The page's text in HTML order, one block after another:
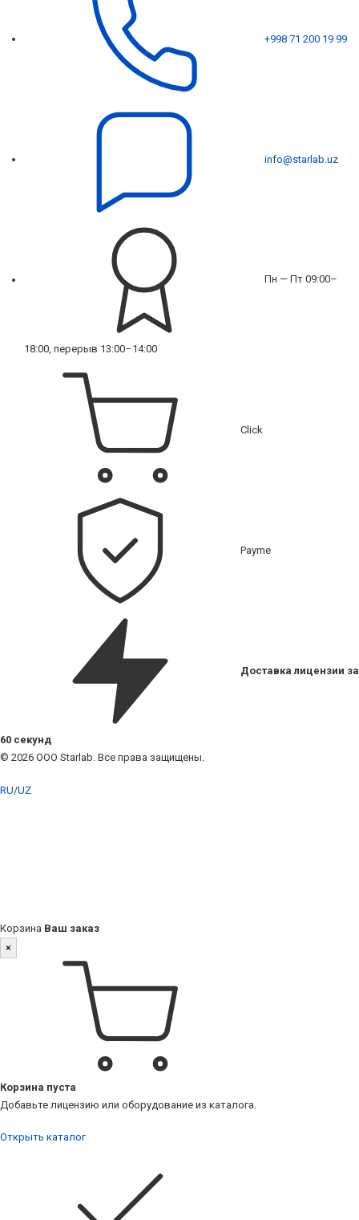
+998 71 200 19 99
info@starlab.uz
Пн — Пт 09:00–
18:00, перерыв 13:00–14:00
Click
Payme
Доставка лицензии за
60 секунд
© 2026 ООО Starlab. Все права защищены.
RU/UZ
Корзина Ваш заказ
×
Корзина пуста
Добавьте лицензию или оборудование из каталога.
Открыть каталог